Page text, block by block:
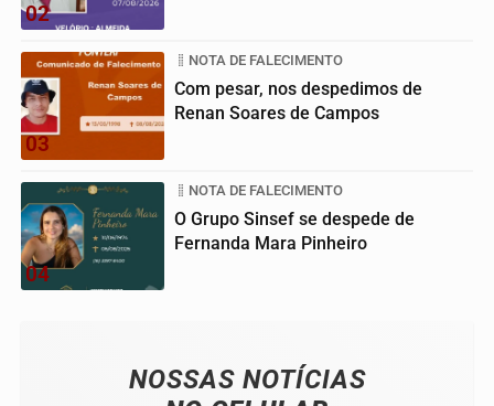
02
03
NOTA DE FALECIMENTO
Com pesar, nos despedimos de
Renan Soares de Campos
04
NOTA DE FALECIMENTO
O Grupo Sinsef se despede de
Fernanda Mara Pinheiro
NOSSAS NOTÍCIAS